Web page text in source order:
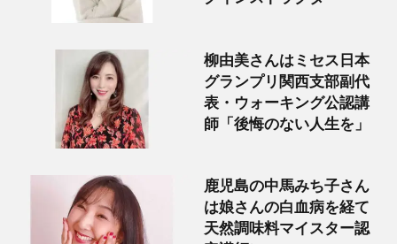
柳由美さんはミセス日本
グランプリ関西支部副代
表・ウォーキング公認講
師「後悔のない人生を」
鹿児島の中馬みち子さん
は娘さんの白血病を経て
天然調味料マイスター認